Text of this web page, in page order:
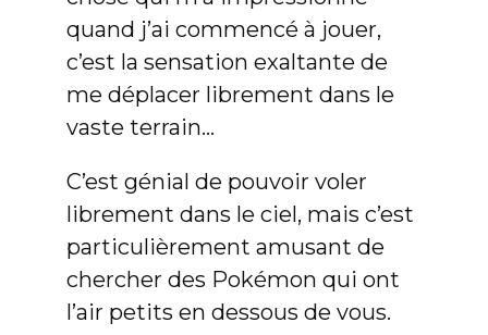
quand j’ai commencé à jouer,
c’est la sensation exaltante de
me déplacer librement dans le
vaste terrain…
C’est génial de pouvoir voler
librement dans le ciel, mais c’est
particulièrement amusant de
chercher des Pokémon qui ont
l’air petits en dessous de vous.